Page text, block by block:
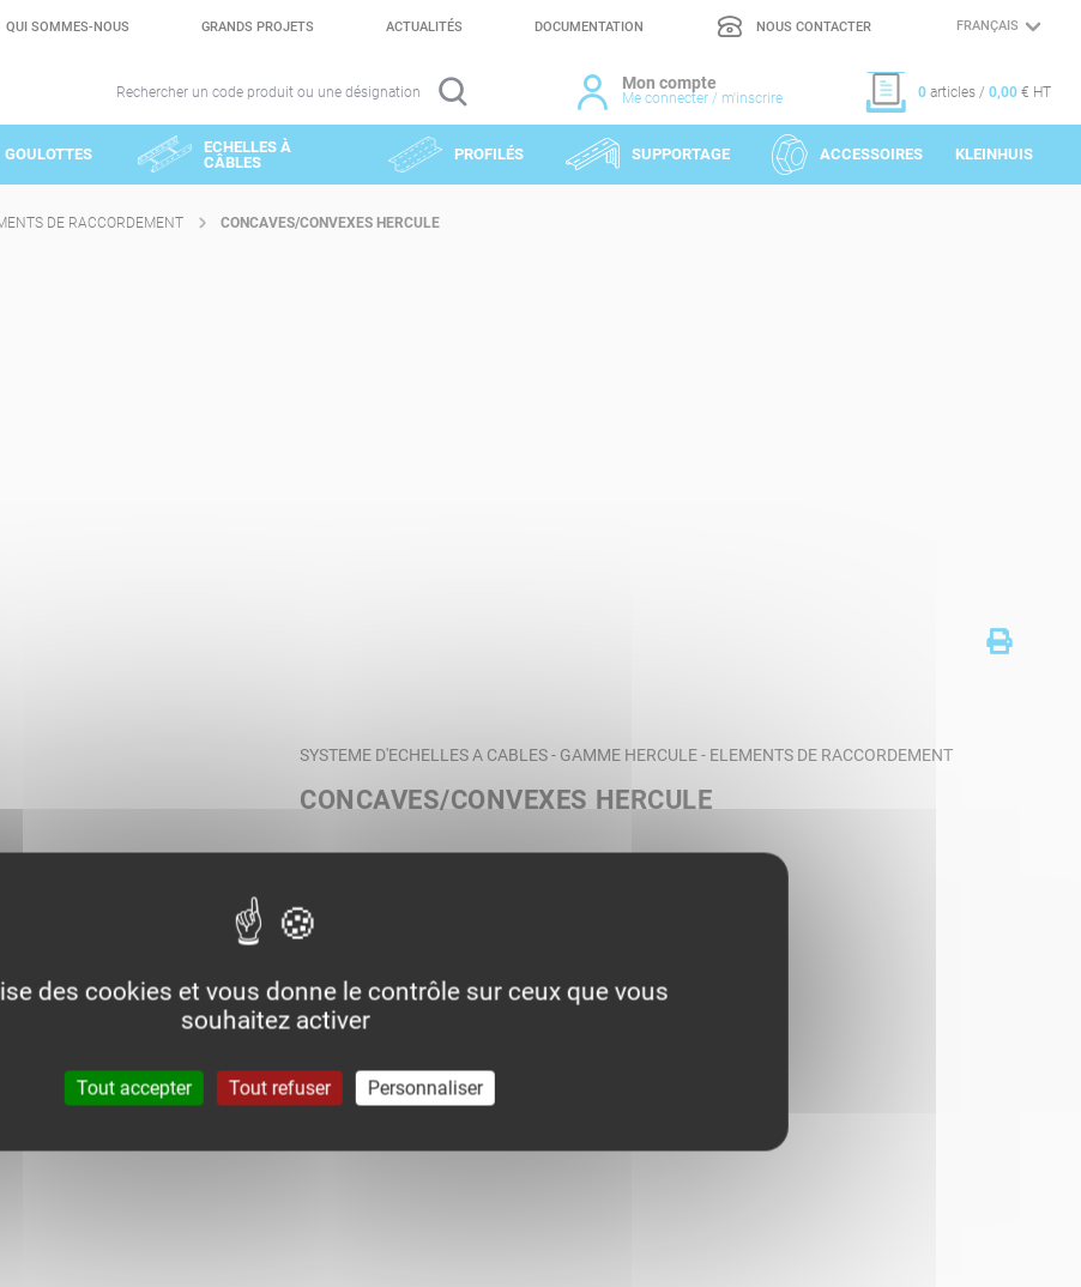
QUI SOMMES-NOUS GRANDS PROJETS ACTUALITÉS DOCUMENTATION NOUS CONTACTER
CHOIX
Rechercher un code produit ou une désignation Mon compte
Me connecter / m'inscrire 0 articles / 0,00 € HT
GOULOTTES
ECHELLES À
CÂBLES
PROFILÉS SUPPORTAGE ACCESSOIRES KLEINHUIS
DE RACCORDEMENT CONCAVES/CONVEXES HERCULE
SYSTEME D'ECHELLES A CABLES - GAMME HERCULE - ELEMENTS DE RACCORDEMENT
CONCAVES/CONVEXES HERCULE
des cookies et vous donne le contrôle sur ceux que vous
souhaitez activer
Tout accepter Tout refuser Personnaliser